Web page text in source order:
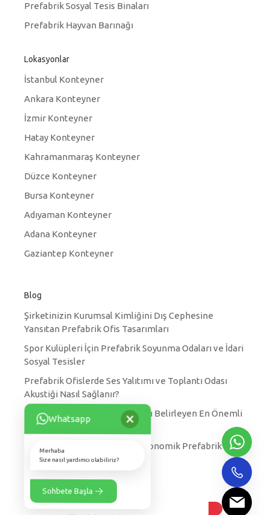
Prefabrik Sosyal Tesis Binaları
Prefabrik Hayvan Barınağı
Lokasyonlar
İstanbul Konteyner
Ankara Konteyner
İzmir Konteyner
Hatay Konteyner
Kahramanmaraş Konteyner
Düzce Konteyner
Bursa Konteyner
Adıyaman Konteyner
Adana Konteyner
Gaziantep Konteyner
Blog
Şirketinizin Kurumsal Kimliğini Dış Cephesine
Yansıtan Prefabrik Ofis Tasarımları
Spor Kulüpleri İçin Prefabrik Soyunma Odaları ve İdari
Sosyal Tesisler
Prefabrik Ofislerde Ses Yalıtımı ve Toplantı Odası
Akustiği Nasıl Sağlanır?
Prefabrik Yatakhane Fiyatlarını Belirleyen En Önemli
Faktörler Nelerdir?
Kırsal Kesimler için Hızlı ve Ekonomik Prefabrik Köy
Okulu Projeleri
Nova her hakkı saklıdır
Whatsapp ×
Merhaba
Size nasıl yardımcı olabiliriz?
Sohbete Başla